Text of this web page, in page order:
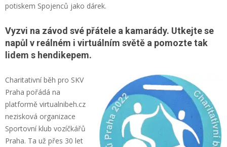
potiskem Spojenců jako dárek.
Vyzvi na závod své přátele a kamarády. Utkejte se
napůl v reálném i virtuálním světě a pomozte tak
lidem s hendikepem.
Charitativní běh pro SKV
Praha pořádá na
platformě virtualnibeh.cz
nezisková organizace
Sportovní klub vozíčkářů
Praha. Ta už přes 30 let